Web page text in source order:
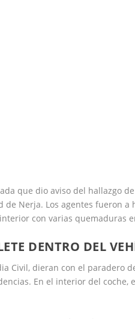
que dio aviso del hallazgo
Nerja. Los agentes fueron a
con varias quemaduras
DENTRO DEL
Civil, dieran con el paradero
En el interior del